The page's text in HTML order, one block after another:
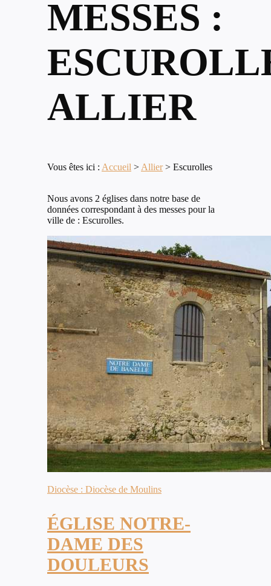
MESSES :
ALLIER
Vous êtes ici : Accueil > Allier> Escurolles
Nous avons 2 églises dans notre base de
données correspondant à des messes pour la
ville de : Escurolles.
Diocèse : Diocèse de Moulins
ÉGLISE NOTRE-
DAME DES
DOULEURS